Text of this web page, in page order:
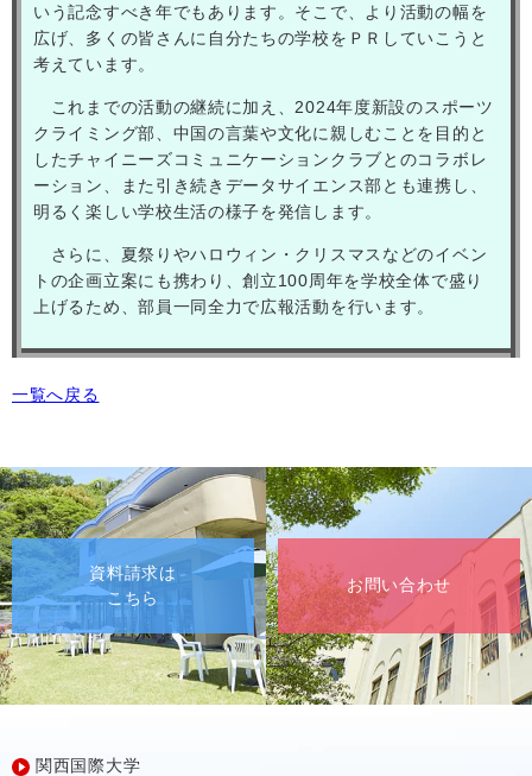
いう記念すべき年でもあります。そこで、より活動の幅を
広げ、多くの皆さんに自分たちの学校をＰＲしていこうと
考えています。
これまでの活動の継続に加え、2024年度新設のスポーツ
クライミング部、中国の言葉や文化に親しむことを目的と
したチャイニーズコミュニケーションクラブとのコラボレ
ーション、また引き続きデータサイエンス部とも連携し、
明るく楽しい学校生活の様子を発信します。
さらに、夏祭りやハロウィン・クリスマスなどのイベン
トの企画立案にも携わり、創立100周年を学校全体で盛り
上げるため、部員一同全力で広報活動を行います。
一覧へ戻る
資料請求は
こちら
お問い合わせ
関西国際大学